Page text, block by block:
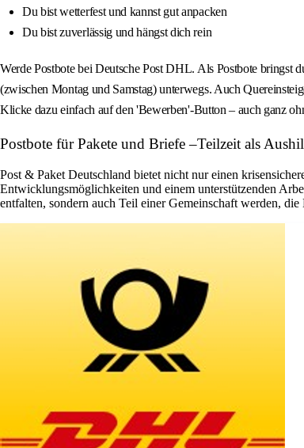
Du bist wetterfest und kannst gut anpacken
Du bist zuverlässig und hängst dich rein
Werde Postbote bei Deutsche Post DHL. Als Postbote bringst
(zwischen Montag und Samstag) unterwegs. Auch
Klicke dazu einfach auf den 'Bewerben'-Button – auch ganz
Postbote für Pakete und Briefe –Teilzeit als
Post & Paket Deutschland bietet nicht nur einen
Entwicklungsmöglichkeiten und einem unterstützenden
entfalten, sondern auch Teil einer Gemeinschaft werden,